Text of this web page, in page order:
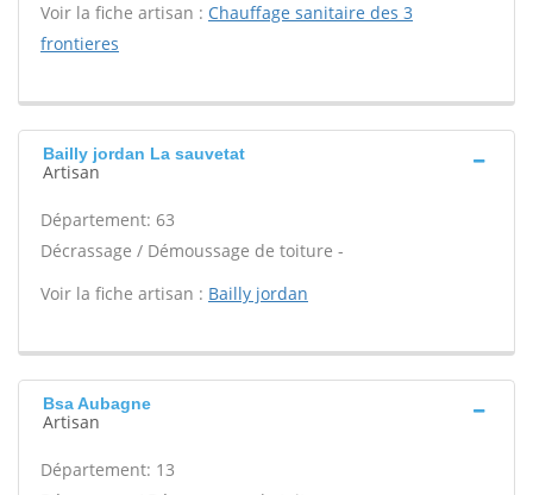
Voir la fiche artisan : Chauffage sanitaire des 3
frontieres
Bailly jordan La sauvetat
Artisan
Département: 63
Décrassage / Démoussage de toiture -
Voir la fiche artisan : Bailly jordan
Bsa Aubagne
Artisan
Département: 13